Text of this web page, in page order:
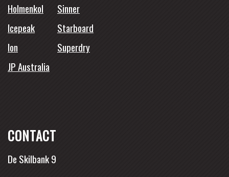
Holmenkol
Sinner
Icepeak
Starboard
Ion
Superdry
JP Australia
CONTACT
De Skilbank 9